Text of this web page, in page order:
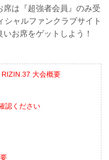
席は『超強者会員』のみ受
ャルファンクラブサイト
いお席をゲットしよう！
大会概要
認ください